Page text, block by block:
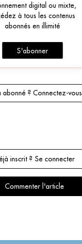
digital ou mixte,
à tous les contenus
abonnés en illimité
S'abonner
abonné ? Connectez-vous
inscrit ? Se connecter
Commenter l'article